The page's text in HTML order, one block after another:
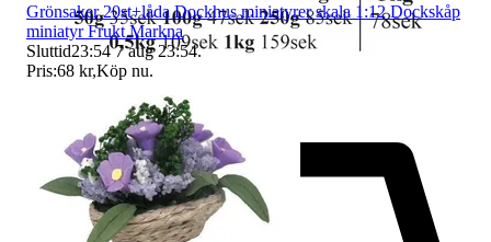
Grönsaker 20st+låda Dockhus miniatyrer skala 1:12 Dockskåp
miniatyr Frukt Markna
Sluttid23:54 7 aug 23:54.
Pris:68 kr,Köp nu.